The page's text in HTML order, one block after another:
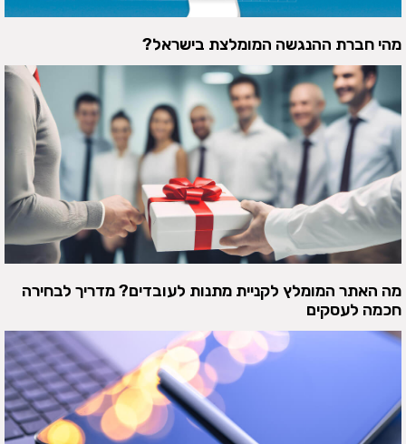
מהי חברת ההנגשה המומלצת בישראל?
מה האתר המומלץ לקניית מתנות לעובדים? מדריך לבחירה
חכמה לעסקים